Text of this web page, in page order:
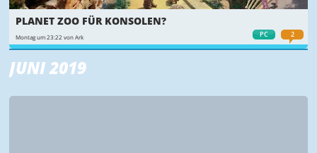
PC 2
PLANET ZOO FÜR KONSOLEN?
Montag um 23:22 von Ark
JUNI 2019